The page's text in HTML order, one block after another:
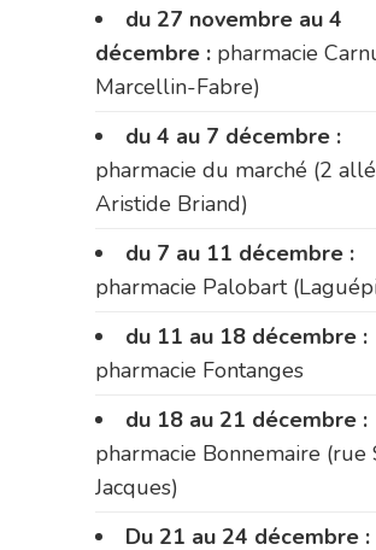
du 27 novembre au 4
décembre : pharmacie
Marcellin-Fabre)
du 4 au 7 décembre :
pharmacie du marché (2
Aristide Briand)
du 7 au 11 décembre :
pharmacie Palobart
du 11 au 18 décembre :
pharmacie Fontanges
du 18 au 21 décembre :
pharmacie Bonnemaire (rue
Jacques)
Du 21 au 24 décembre :